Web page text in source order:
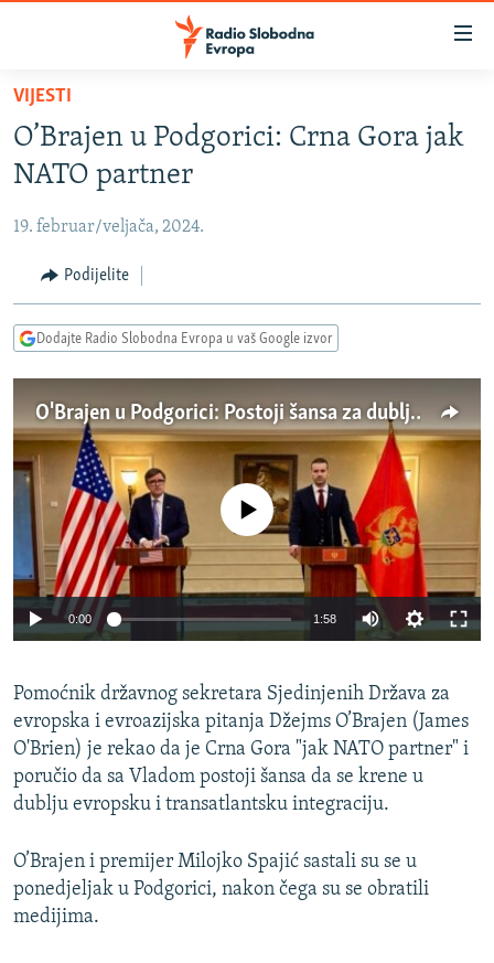
Pređite
glavni
sadržaj
na
navigaciju
Pređite
na
VIJESTI
BOSNA I HERCEGOVINA
KOSOVO
CRNA GORA
VIDEO
INFOGRAFIKE
PODCASTI
KINA NA BALKANU
RSE PRIČE IZ SVIJETA
ISPRIČAJ MI
DNEVNO@RSE
SPECIJALI RSE
VIŠE OD NASLOVA
POPLAVE I KLIZIŠTA U BIH 2024.
TV LIBERTY
POST SCRIPTUM
TRI DECENIJE OD RATA U BIH
SVE KARTE DEJTONA
Sve RFE/RL stranice
VIJESTI
O’Brajen u Podgorici: Crna Gora jak
NATO partner
19. februar/veljača, 2024.
Podijelite
Dodajte Radio Slobodna Evropa u vaš Google izvor
O'Brajen u Podgorici: Postoji šansa za dublje evropske integracije
Auto 240p 360p 480p
1080p
No media source currently available
0:00 1:58
360p
480p
1080p
Pomoćnik državnog sekretara Sjedinjenih Država za
evropska i evroazijska pitanja Džejms O’Brajen (James
O'Brien) je rekao da je Crna Gora "jak NATO partner" i
poručio da sa Vladom postoji šansa da se krene u
dublju evropsku i transatlantsku integraciju.
O’Brajen i premijer Milojko Spajić sastali su se u
ponedjeljak u Podgorici, nakon čega su se obratili
medijima.